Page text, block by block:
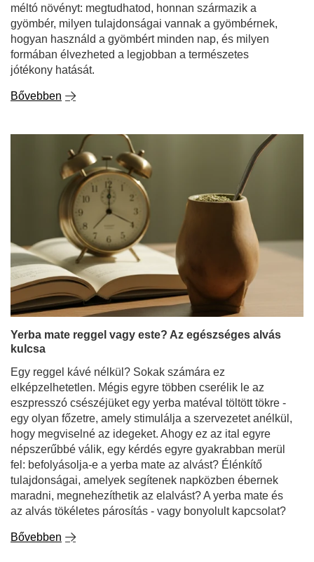
méltó növényt: megtudhatod, honnan származik a
gyömbér, milyen tulajdonságai vannak a gyömbérnek,
hogyan használd a gyömbért minden nap, és milyen
formában élvezheted a legjobban a természetes
jótékony hatását.
Bővebben
Yerba mate reggel vagy este? Az egészséges alvás
kulcsa
Egy reggel kávé nélkül? Sokak számára ez
elképzelhetetlen. Mégis egyre többen cserélik le az
eszpresszó csészéjüket egy yerba matéval töltött tökre -
egy olyan főzetre, amely stimulálja a szervezetet anélkül,
hogy megviselné az idegeket. Ahogy ez az ital egyre
népszerűbbé válik, egy kérdés egyre gyakrabban merül
fel: befolyásolja-e a yerba mate az alvást? Élénkítő
tulajdonságai, amelyek segítenek napközben ébernek
maradni, megnehezíthetik az elalvást? A yerba mate és
az alvás tökéletes párosítás - vagy bonyolult kapcsolat?
Bővebben